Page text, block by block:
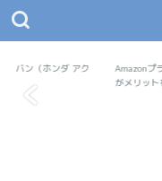
あお
蒼橙英麻（あお
軽バン（ホンダ アク
Amazon
Amazonプ
がメリッ